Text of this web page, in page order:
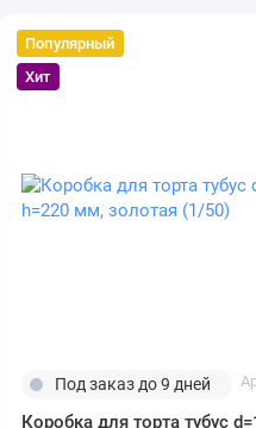
Популярный
Хит
Под заказ до 9 дней
Коробка для торта тубус